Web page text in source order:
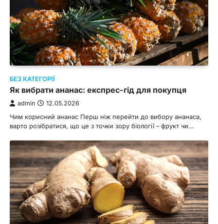
БЕЗ КАТЕГОРІЇ
Як вибрати ананас: експрес-гід для покупця
admin 12.05.2026
Чим корисний ананас Перш ніж перейти до вибору ананаса,
варто розібратися, що це з точки зору біології – фрукт чи…